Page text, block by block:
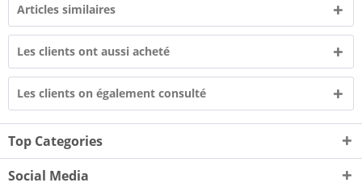
Articles similaires
Les clients ont aussi acheté
Les clients on également consulté
Top Categories
Social Media